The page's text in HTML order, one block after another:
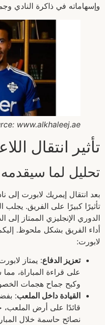
وإسهاماته في ذاكرة النادي
www.alkhaleej.ae
تأثير انتقال
تحليل لما
بعد انتقال إيمريك لابورت إلى
تأثيرًا كبيرًا على الفريق.
الدوري الإنجليزي الممتاز
أداء الفريق بشكل ملحوظ.
لابورت:
تعزيز الدفاع: يمتاز
على قراءة المباراة،
وكبح جماح هجمات
القيادة داخل الملعب:
قائدًا على أرض
نصائح حاسمة خلال